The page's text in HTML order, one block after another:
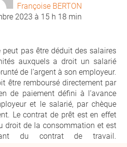
Françoise BERTON
2023 à 15 h 18 min
peut pas être déduit des salaires
auxquels a droit un salarié
de l’argent à son employeur.
être remboursé directement par
de paiement défini à l’avance
et le salarié, par chèque
Le contrat de prêt est en effet
droit de la consommation et est
du contrat de travail.